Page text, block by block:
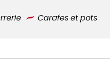
Carafes et pots